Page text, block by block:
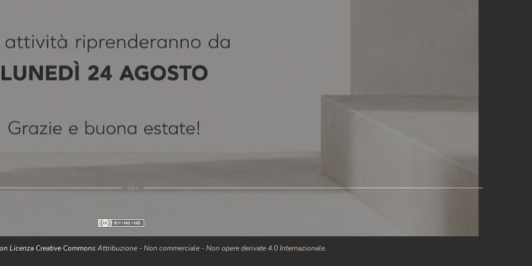
Licenza Creative Commons Attribuzione - Non commerciale - Non opere derivate 4.0 Internazionale.